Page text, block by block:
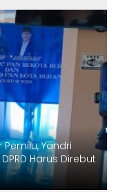
Pemilu, Yandri
Harus Direbut